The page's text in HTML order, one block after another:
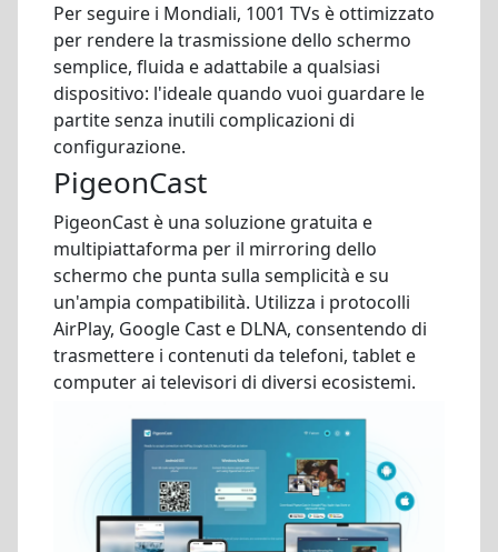
Per seguire i Mondiali, 1001 TVs è ottimizzato
per rendere la trasmissione dello schermo
semplice, fluida e adattabile a qualsiasi
dispositivo: l'ideale quando vuoi guardare le
partite senza inutili complicazioni di
configurazione.
PigeonCast
PigeonCast è una soluzione gratuita e
multipiattaforma per il mirroring dello
schermo che punta sulla semplicità e su
un'ampia compatibilità. Utilizza i protocolli
AirPlay, Google Cast e DLNA, consentendo di
trasmettere i contenuti da telefoni, tablet e
computer ai televisori di diversi ecosistemi.